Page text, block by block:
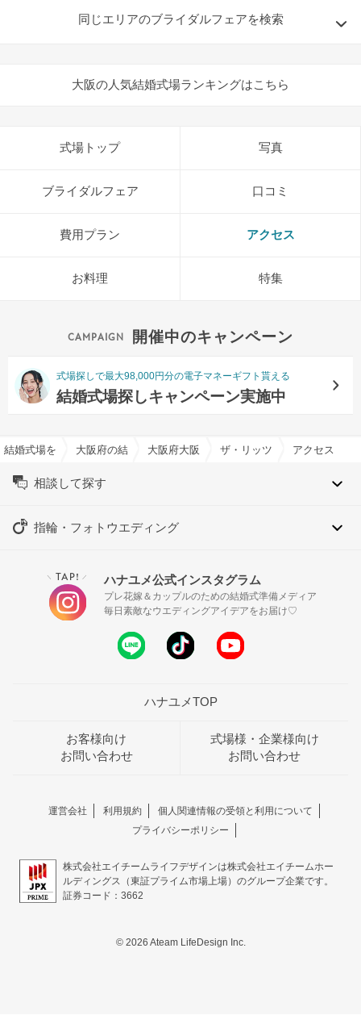
同じエリアのブライダルフェアを検索
大阪の人気結婚式場ランキングはこちら
式場トップ 写真
ブライダルフェア 口コミ
費用プラン アクセス
お料理 特集
開催中のキャンペーン
式場探しで最大98,000円分の電子マネーギフト貰える
結婚式場探しキャンペーン実施中
結婚式場を探すならハナユメ
大阪府の結婚式場一覧大阪府大阪市の結婚式場一覧ザ・リッツ・カールトン大阪
アクセス
相談して探す
指輪・フォトウエディング
＼ TAP! ／ ハナユメ公式インスタグラム
プレ花嫁＆カップルのための結婚式準備メディア
毎日素敵なウエディングアイデアをお届け♡
ハナユメTOP
お客様向け
お問い合わせ
式場様・企業様向け
お問い合わせ
運営会社 利用規約
個人関連情報の受領と利用について
プライバシーポリシー
株式会社エイチームライフデザインは株式会社エイチームホー
ルディングス（東証プライム市場上場）のグループ企業です。
証券コード：3662
© 2026 Ateam LifeDesign Inc.